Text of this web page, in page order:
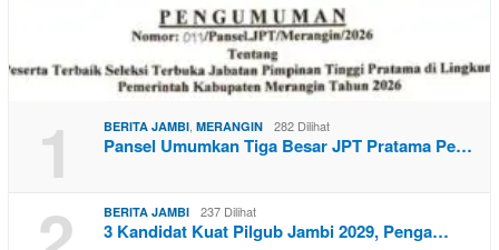
1 BERITA JAMBI MERANGIN 282 Dilihat
Pansel Umumkan Tiga Besar JPT Pratama Pe…
BERITA JAMBI 237 Dilihat
3 Kandidat Kuat Pilgub Jambi 2029, Penga…